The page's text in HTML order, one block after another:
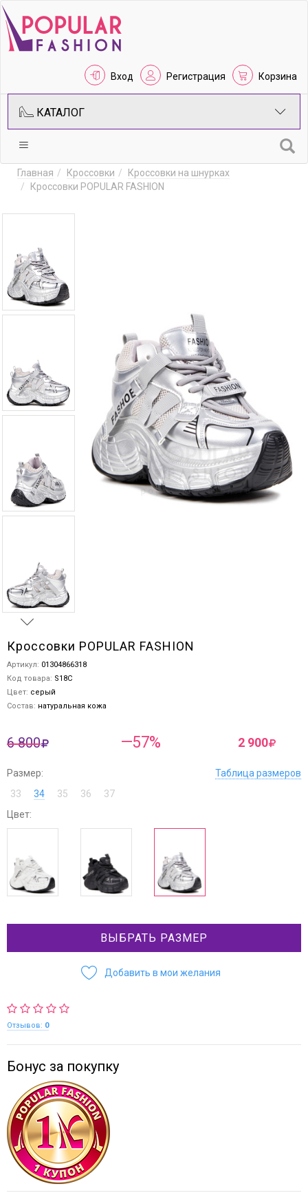
Вход Регистрация Корзина
КАТАЛОГ
Главная Кроссовки
Кроссовки на шнурках
Кроссовки POPULAR FASHION
Кроссовки POPULAR FASHION
Артикул: 01304866318
Код товара: S18C
Цвет: серый
Состав: натуральная кожа
6 800 —57% 2 900
Размер:
Таблица размеров
33
34 35 36
37
Цвет:
ВЫБРАТЬ РАЗМЕР
Добавить в мои желания
Отзывов: 0
Бонус за покупку